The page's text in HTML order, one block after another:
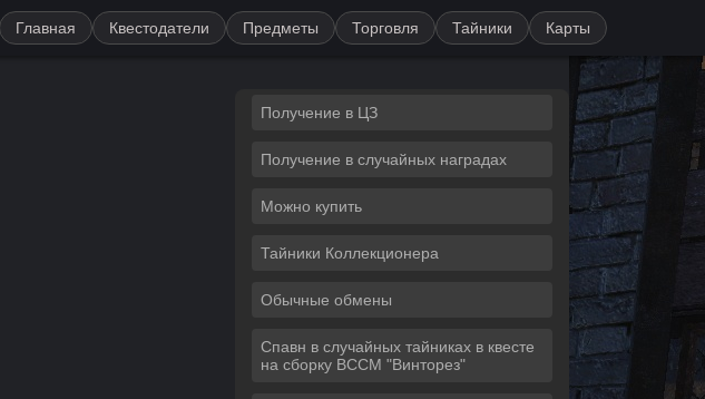
Главная Квестодатели Предметы Торговля Тайники Карты
Получение в ЦЗ
Получение в случайных наградах
Можно купить
Тайники Коллекционера
Обычные обмены
Спавн в случайных тайниках в квесте
на сборку ВССМ "Винторез"